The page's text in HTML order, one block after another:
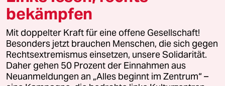
Fragen & Hilfe
Feedback
Aboservice
bekämpfen
Mit doppelter Kraft für eine offene Gesellschaft!
Besonders jetzt brauchen Menschen, die sich gegen
Rechtsextremismus einsetzen, unsere Solidarität.
Daher gehen 50 Prozent der Einnahmen aus
Neuanmeldungen an „Alles beginnt im Zentrum“ –